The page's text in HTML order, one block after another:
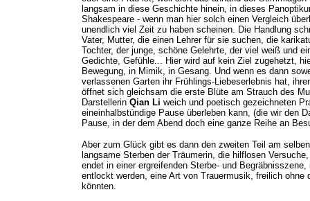
langsam in diese Geschichte hinein, in dieses
Shakespeare - wenn man hier solch einen Vergleich
unendlich viel Zeit zu haben scheinen. Die Handlung
Vater, Mutter, die einen Lehrer für sie suchen, die
Tochter, der junge, schöne Gelehrte, der viel weiß und
Gedichte, Gefühle... Hier wird auf kein Ziel zugehetzt,
Bewegung, in Mimik, in Gesang. Und wenn es dann
verlassenen Garten ihr Frühlings-Liebeserlebnis hat,
öffnet sich gleichsam die erste Blüte am Strauch des
Darstellerin Qian Li weich und poetisch gezeichneten
eineinhalbstündige Pause überleben kann, (die wir den
Pause, in der dem Abend doch eine ganze Reihe an
Aber zum Glück gibt es dann den zweiten Teil am
langsame Sterben der Träumerin, die hilflosen
endet in einer ergreifenden Sterbe- und
entlockt werden, eine Art von Trauermusik, freilich
könnten.